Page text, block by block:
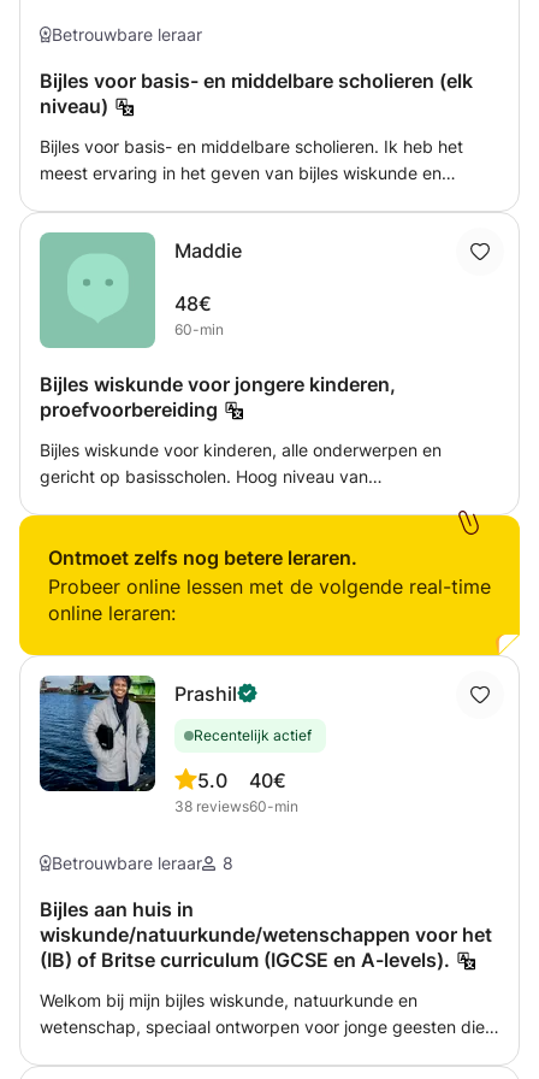
Internationale school
Betrouwbare leraar
Bijles voor basis- en middelbare scholieren (elk
niveau)
Bijles voor basis- en middelbare scholieren. Ik heb het
meest ervaring in het geven van bijles wiskunde en
leerling thuis. De leerling kan zich namelijk doorgaans
beter concentreren in een vertrouwde omgeving.
Maddie
48€
60-min
Bijles wiskunde voor jongere kinderen,
proefvoorbereiding
Bijles wiskunde voor kinderen, alle onderwerpen en
gericht op basisscholen. Hoog niveau van
om naar verschillende locaties te reizen. Ook goed met
uitleggen en goed met kinderen. Als je op zoek bent naar
extra bijles, dan is dit perfect.
Ontmoet zelfs nog betere leraren.
Probeer online lessen met de volgende real-time
online leraren:
Prashil
Recentelijk actief
5.0
38 reviews
40€
60-min
Betrouwbare leraar 8
Bijles aan huis in
wiskunde/natuurkunde/wetenschappen voor het
(IB) of Britse curriculum (IGCSE en A-levels).
Welkom bij mijn bijles wiskunde, natuurkunde en
wetenschap, speciaal ontworpen voor jonge geesten die